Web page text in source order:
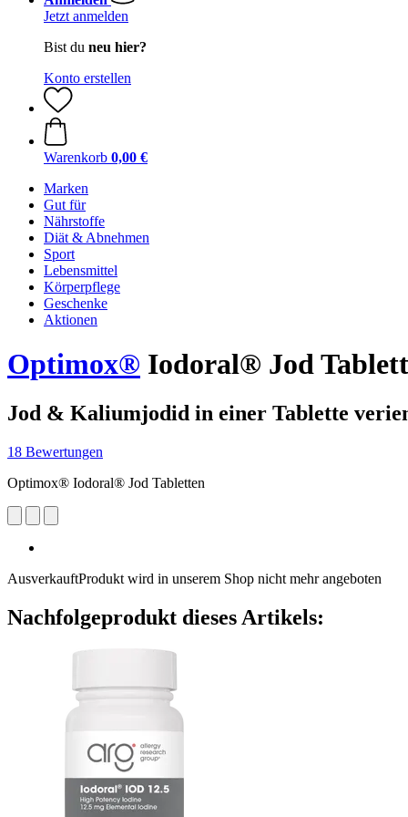
Jetzt anmelden
Bist du neu hier?
Konto erstellen
Warenkorb 0,00 €
Marken
Gut für
Nährstoffe
Diät & Abnehmen
Sport
Lebensmittel
Körperpflege
Geschenke
Aktionen
Optimox® Iodoral® Jod
Jod & Kaliumjodid in einer Tablette
18 Bewertungen
Optimox® Iodoral® Jod Tabletten
AusverkauftProdukt wird in unserem Shop nicht mehr angeboten
Nachfolgeprodukt dieses Artikels: